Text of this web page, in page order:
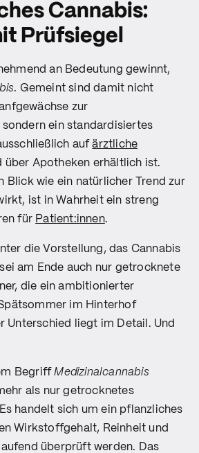
Cannabis:
Prüfsiegel
an Bedeutung gewinnt,
. Gemeint sind damit nicht
zur
ein standardisiertes
aufärztliche
über Apotheken erhältlich ist.
Blick wie ein natürlicher Trend zur
ist in Wahrheit ein streng
für Patient:innen.
die Vorstellung, das Cannabis
am Ende auch nur getrocknete
die ein ambitionierter
im Hinterhof
Unterschied liegt im Detail. Und
BegriffMedizinalcannabis
als nur getrocknetes
handelt sich um ein pflanzliches
Wirkstoffgehalt, Reinheit und
überprüft werden. Das